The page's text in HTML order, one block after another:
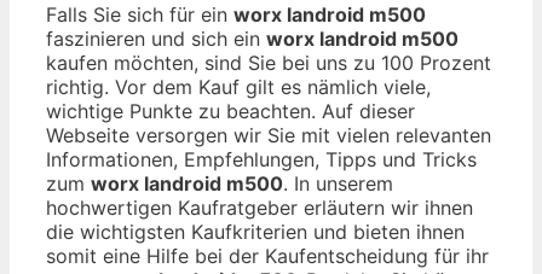
Falls Sie sich für ein worx landroid m500
faszinieren und sich ein worx landroid m500
kaufen möchten, sind Sie bei uns zu 100 Prozent
richtig. Vor dem Kauf gilt es nämlich viele,
wichtige Punkte zu beachten. Auf dieser
Webseite versorgen wir Sie mit vielen relevanten
Informationen, Empfehlungen, Tipps und Tricks
zum worx landroid m500. In unserem
hochwertigen Kaufratgeber erläutern wir ihnen
die wichtigsten Kaufkriterien und bieten ihnen
somit eine Hilfe bei der Kaufentscheidung für ihr